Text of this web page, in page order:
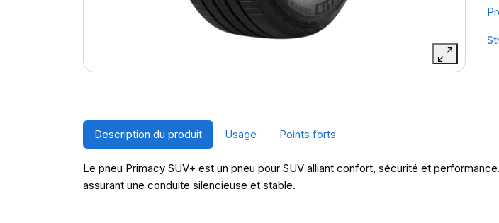
Description du produit Usage Points forts
Le pneu Primacy SUV+ est un pneu pour SUV alliant confort, sécurité et
assurant une conduite silencieuse et stable.